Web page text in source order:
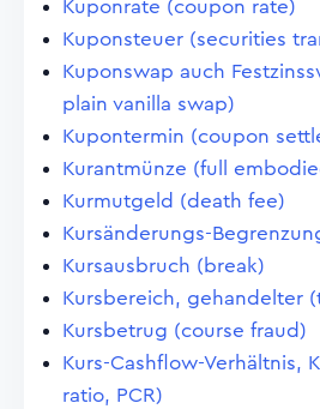
Kuponrate (coupon rate)
Kuponsteuer (securities
Kuponswap auch
plain vanilla swap)
Kupontermin (coupon
Kurantmünze (full
Kurmutgeld (death fee)
Kursänderungs-
Kursausbruch (break)
Kursbereich, gehandelter
Kursbetrug (course fraud)
Kurs-Cashflow-Verhältnis,
ratio, PCR)